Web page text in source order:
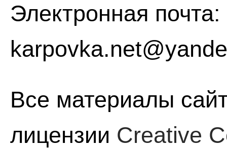
Электронная почта:
Все материалы
лицензии Creative